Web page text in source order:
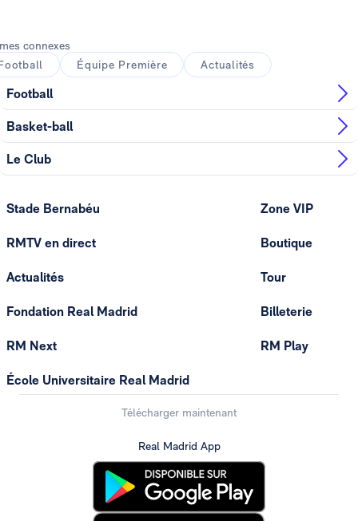
connexes
Équipe Première Actualités
Football
Basket-ball
Le Club
Stade Bernabéu
RMTV en direct
Actualités
Fondation Real Madrid
RM Next
École Universitaire Real Madrid
Zone VIP
Boutique
Tour
Billeterie
RM Play
Télécharger maintenant
Real Madrid App